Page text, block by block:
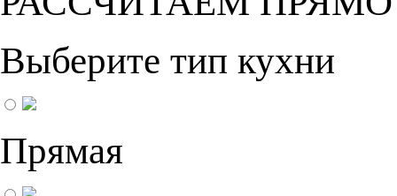
Выберите тип кухни
Прямая